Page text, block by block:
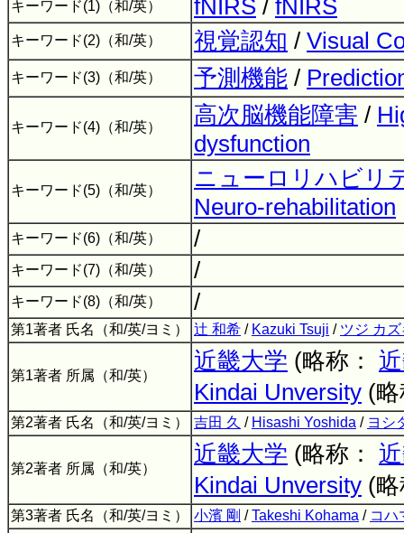
キーワード(1)（和/英） fNIRS / fNIRS
キーワード(2)（和/英） 視覚認知 / Visual
キーワード(3)（和/英） 予測機能 /
キーワード(4)（和/英） 高次脳機能障害 /
dysfunction
キーワード(5)（和/英）
ニューロリハビリ
Neuro-rehabilitation
キーワード(6)（和/英） /
キーワード(7)（和/英） /
キーワード(8)（和/英） /
第1著者 氏名（和/英/ヨミ） 辻 和希 / Kazuki Tsuji / ツジ カ
第1著者 所属（和/英）
近畿大学 (略称：
Kindai Unversity (
第2著者 氏名（和/英/ヨミ） 吉田 久 / Hisashi Yoshida / ヨシ
第2著者 所属（和/英）
近畿大学 (略称：
Kindai Unversity (
第3著者 氏名（和/英/ヨミ） 小濱 剛 /Takeshi Kohama / コハ